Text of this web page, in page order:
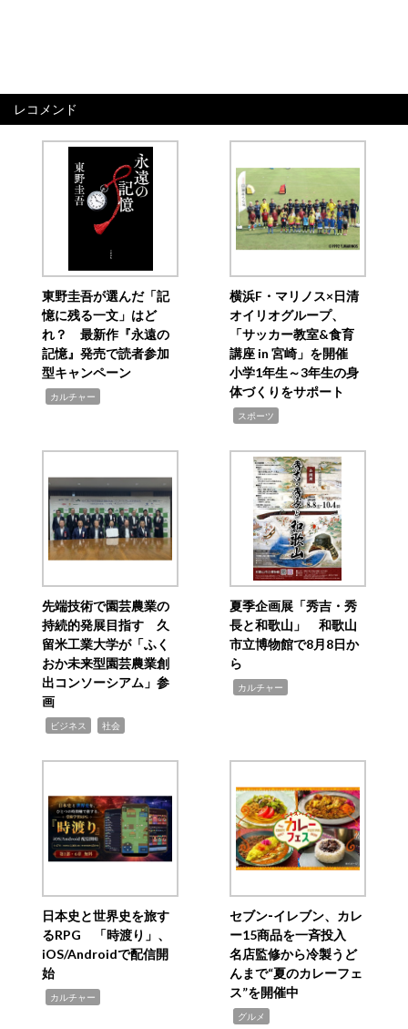
レコメンド
東野圭吾が選んだ「記
憶に残る一文」はど
れ？ 最新作『永遠の
記憶』発売で読者参加
型キャンペーン
カルチャー
横浜F・マリノス×日清
オイリオグループ、
「サッカー教室&食育
講座 in 宮崎」を開催
小学1年生～3年生の身
体づくりをサポート
スポーツ
先端技術で園芸農業の
持続的発展目指す 久
留米工業大学が「ふく
おか未来型園芸農業創
出コンソーシアム」参
画
ビジネス 社会
夏季企画展「秀吉・秀
長と和歌山」 和歌山
市立博物館で8月8日か
ら
カルチャー
日本史と世界史を旅す
るRPG 「時渡り」、
iOS/Androidで配信開
始
カルチャー
セブン‐イレブン、カレ
ー15商品を一斉投入
名店監修から冷製うど
んまで“夏のカレーフェ
ス”を開催中
グルメ